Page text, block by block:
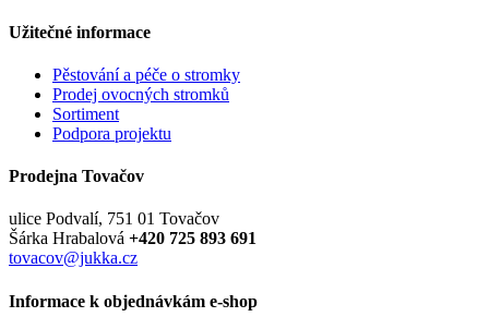
Užitečné informace
Pěstování a péče o stromky
Prodej ovocných stromků
Sortiment
Podpora projektu
Prodejna Tovačov
ulice Podvalí, 751 01 Tovačov
Šárka Hrabalová +420 725 893 691
tovacov@jukka.cz
Informace k objednávkám e-shop